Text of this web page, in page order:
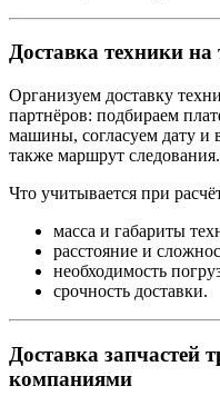
Доставка техники на
Организуем доставку
партнёров: подбираем
машины, согласуем дату и
также маршрут следования.
Что учитывается при
масса и габариты
расстояние и
необходимость
срочность доставки.
Доставка запчастей
компаниями